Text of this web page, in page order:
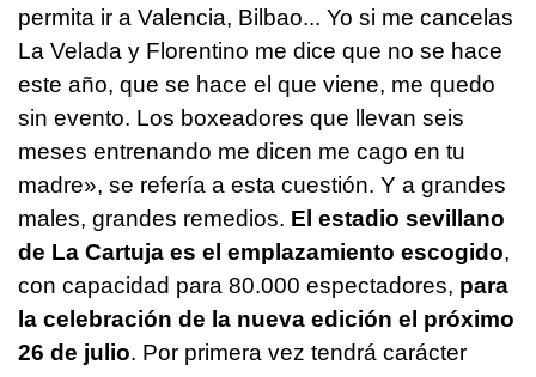
permita ir a Valencia, Bilbao... Yo si me cancelas
La Velada y Florentino me dice que no se hace
este año, que se hace el que viene, me quedo
sin evento. Los boxeadores que llevan seis
meses entrenando me dicen me cago en tu
madre», se refería a esta cuestión. Y a grandes
males, grandes remedios. El estadio sevillano
de La Cartuja es el emplazamiento escogido,
con capacidad para 80.000 espectadores, para
la celebración de la nueva edición el próximo
26 de julio. Por primera vez tendrá carácter